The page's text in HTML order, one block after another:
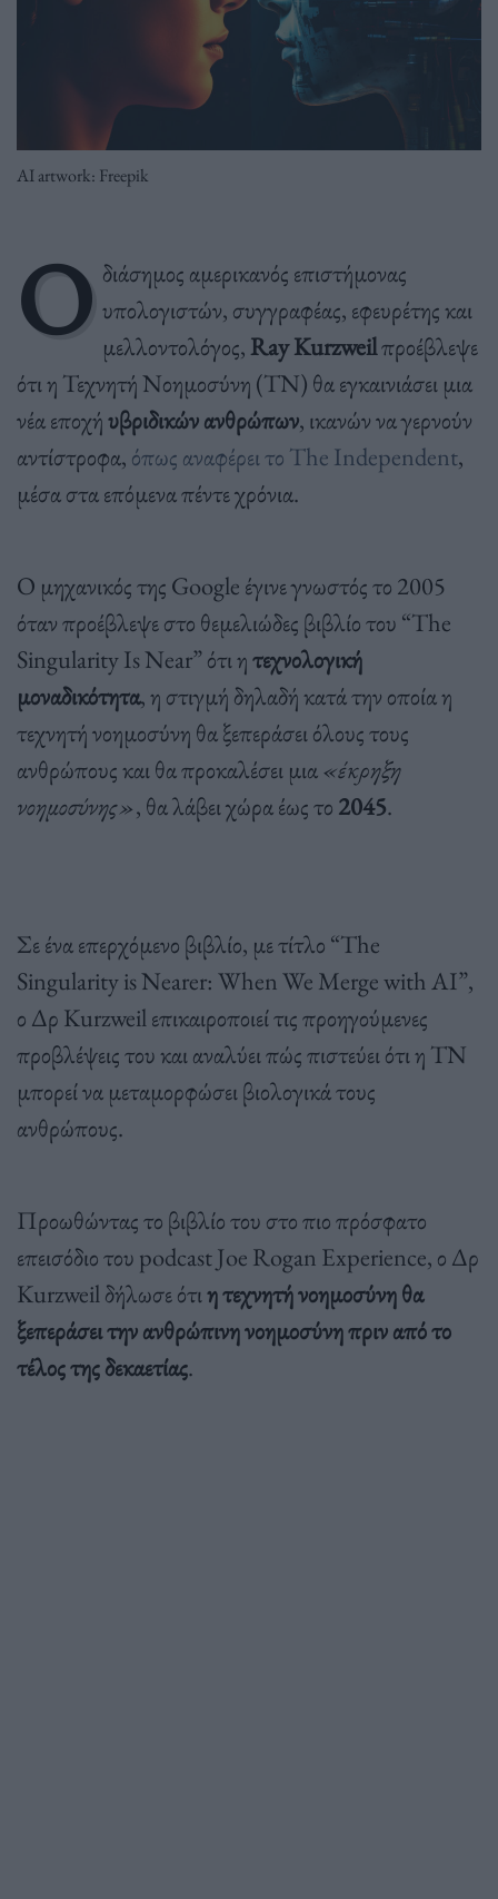
AI artwork: Freepik
Ο διάσημος αμερικανός επιστήμονας
υπολογιστών, συγγραφέας, εφευρέτης και
μελλοντολόγος,Ray Kurzweilπροέβλεψε
ότι η Τεχνητή Νοημοσύνη (ΤΝ) θα εγκαινιάσει μια
νέα εποχήυβριδικών ανθρώπων, ικανών να γερνούν
αντίστροφα, όπως αναφέρει το The Ιndependent,
μέσα στα επόμενα πέντε χρόνια.
Ο μηχανικός της Google έγινε γνωστός το 2005
όταν προέβλεψε στο θεμελιώδες βιβλίο του “The
Singularity Is Near” ότι ητεχνολογική
μοναδικότητα, η στιγμή δηλαδή κατά την οποία η
τεχνητή νοημοσύνη θα ξεπεράσει όλους τους
ανθρώπους και θα προκαλέσει μια«έκρηξη
νοημοσύνης», θα λάβει χώρα έως το 2045.
Σε ένα επερχόμενο βιβλίο, με τίτλο “The
Singularity is Nearer: When We Merge with AI”,
ο Δρ Kurzweil επικαιροποιεί τις προηγούμενες
προβλέψεις του και αναλύει πώς πιστεύει ότι η ΤΝ
μπορεί να μεταμορφώσει βιολογικά τους
ανθρώπους.
Προωθώντας το βιβλίο του στο πιο πρόσφατο
επεισόδιο του podcast Joe Rogan Experience, ο Δρ
Kurzweil δήλωσε ότιη τεχνητή νοημοσύνη θα
ξεπεράσει την ανθρώπινη νοημοσύνη πριν από το
τέλος της δεκαετίας.